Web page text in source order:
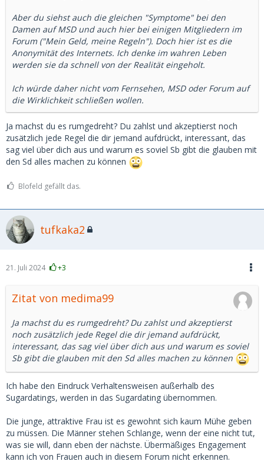
Aber du siehst auch die gleichen "Symptome" bei den
Damen auf MSD und auch hier bei einigen Mitgliedern im
Forum ("Mein Geld, meine Regeln"). Doch hier ist es die
Anonymität des Internets. Ich denke im wahren Leben
werden sie da schnell von der Realität eingeholt.
Ich würde daher nicht vom Fernsehen, MSD oder Forum auf
die Wirklichkeit schließen wollen.
Ja machst du es rumgedreht? Du zahlst und akzeptierst noch
zusätzlich jede Regel die dir jemand aufdrückt, interessant, das
sag viel über dich aus und warum es soviel Sb gibt die glauben mit
den Sd alles machen zu können
Blofeld gefällt das.
tufkaka2
21. Juli 2024 +3
Zitat von medima99
Ja machst du es rumgedreht? Du zahlst und akzeptierst
noch zusätzlich jede Regel die dir jemand aufdrückt,
interessant, das sag viel über dich aus und warum es soviel
Sb gibt die glauben mit den Sd alles machen zu können
Ich habe den Eindruck Verhaltensweisen außerhalb des
Sugardatings, werden in das Sugardating übernommen.
Die junge, attraktive Frau ist es gewohnt sich kaum Mühe geben
zu müssen. Die Männer stehen Schlange, wenn der eine nicht tut,
was sie will, dann eben der nächste. Übermäßiges Engagement
kann ich von Frauen auch in diesem Forum nicht erkennen.